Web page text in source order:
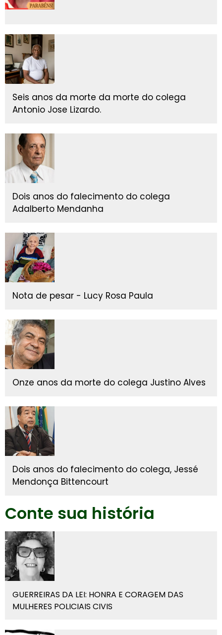
Seis anos da morte da morte do colega
Antonio Jose Lizardo.
Dois anos do falecimento do colega
Adalberto Mendanha
Nota de pesar - Lucy Rosa Paula
Onze anos da morte do colega Justino Alves
Dois anos do falecimento do colega, Jessé
Mendonça Bittencourt
Conte sua história
GUERREIRAS DA LEI: HONRA E CORAGEM DAS
MULHERES POLICIAIS CIVIS